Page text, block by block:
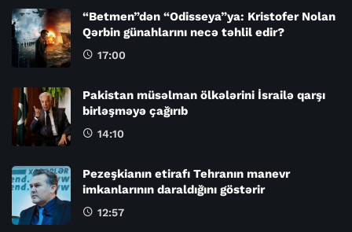
“Betmen”dən “Odisseya”ya: Kristofer Nolan
Qərbin günahlarını necə təhlil edir?
17:00
Pakistan müsəlman ölkələrini İsrailə qarşı
birləşməyə çağırıb
14:10
Pezeşkianın etirafı Tehranın manevr
imkanlarının daraldığını göstərir
12:57